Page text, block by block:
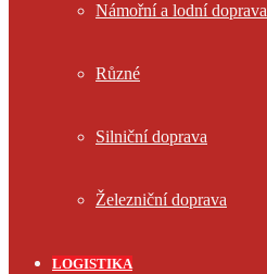
Námořní a lodní doprava
Různé
Silniční doprava
Železniční doprava
LOGISTIKA